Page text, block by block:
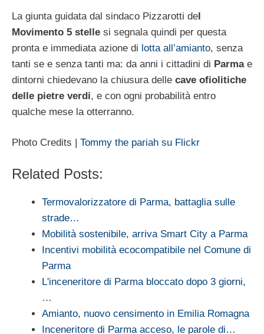
La giunta guidata dal sindaco Pizzarotti del
Movimento 5 stelle si segnala quindi per questa
pronta e immediata azione di lotta all’amianto, senza
tanti se e senza tanti ma: da anni i cittadini di Parmae
dintorni chiedevano la chiusura delle cave ofiolitiche
delle pietre verdi, e con ogni probabilità entro
qualche mese la otterranno.
Photo Credits | Tommy the pariah su Flickr
Related Posts:
Termovalorizzatore di Parma, battaglia sulle
strade…
Mobilità sostenibile, arriva Smart City a Parma
Incentivi mobilità ecocompatibile nel Comune di
Parma
L'inceneritore di Parma bloccato dopo 3 giorni,
…
Amianto, nuovo censimento in Emilia Romagna
Inceneritore di Parma acceso, le parole di…